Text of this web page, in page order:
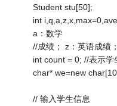
Student stu[50];
int
a：数学
//成绩； z：英语成绩
int count = 0; //表示学
char* we=new
// 输入学生信息